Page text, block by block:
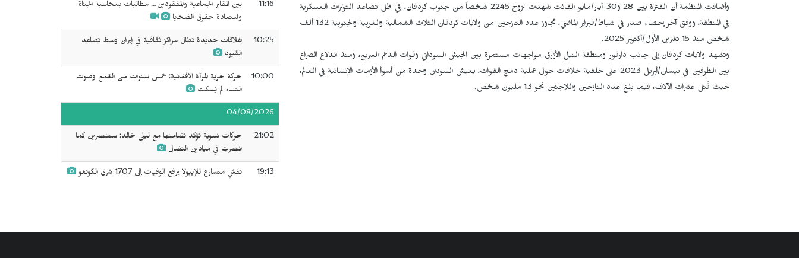
وأضافت المنظمة أن الفترة بين 28 و30 أيار/مايو الفائت شهدت نزوح 2245 شخصاً من جنوب كردفان، في ظل تصاعد التوترات العسكرية
في المنطقة، ووفق آخر إحصاء صدر في شباط/فبراير الماضي، تجاوز عدد النازحين من ولايات كردفان الثلاث الشمالية والغربية والجنوبية 132 ألف
شخص منذ 15 تشرين الأول/أكتوبر 2025.
وتشهد ولايات كردفان إلى جانب دارفور ومنطقة النيل الأزرق مواجهات مستمرة بين الجيش السوداني وقوات الدعم السريع، ومنذ اندلاع الصراع
بين الطرفين في نيسان/أبريل 2023 على خلفية خلافات حول عملية دمج القوات، يعيش السودان واحدة من أسوأ الأزمات الإنسانية في العالم،
حيث قُتل عشرات الآلاف، فيما بلغ عدد النازحين واللاجئين نحو 13 مليون شخص.
11:16
بين المقابر الجماعية والمفقودين… مطالبات بمحاسبة الجناة
واستعادة حقوق الضحايا
10:25
إغلاقات جديدة تطال مراكز ثقافية في إيران وسط تصاعد
القيود
10:00
حركة حرية المرأة الأفغانية: خمس سنوات من القمع وصوت
النساء لم يُسكت
04/08/2026
21:02
حركات نسوية تؤكد تضامنها مع ليلى خالد: ستنتصرين كما
انتصرتِ في ميادين النضال
19:13 تفشٍ متسارع للإيبولا يرفع الوفيات إلى 1707 شرق الكونغو